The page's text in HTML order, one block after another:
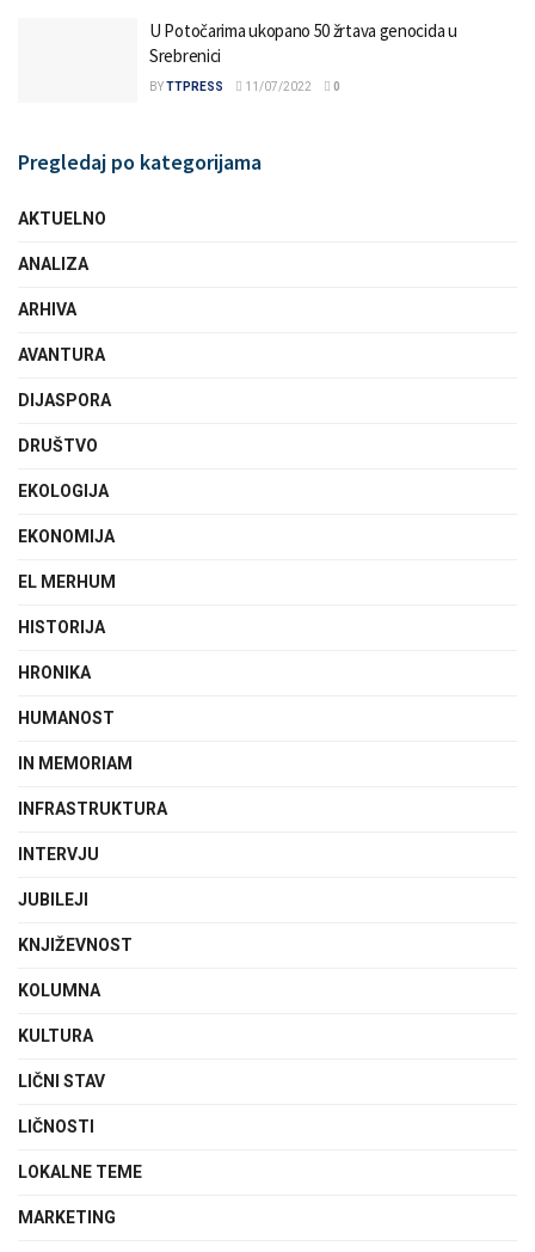
U Potočarima ukopano 50 žrtava genocida u
Srebrenici
BYTTPRESS 11/07/2022 0
Pregledaj po kategorijama
AKTUELNO
ANALIZA
ARHIVA
AVANTURA
DIJASPORA
DRUŠTVO
EKOLOGIJA
EKONOMIJA
EL MERHUM
HISTORIJA
HRONIKA
HUMANOST
IN MEMORIAM
INFRASTRUKTURA
INTERVJU
JUBILEJI
KNJIŽEVNOST
KOLUMNA
KULTURA
LIČNI STAV
LIČNOSTI
LOKALNE TEME
MARKETING